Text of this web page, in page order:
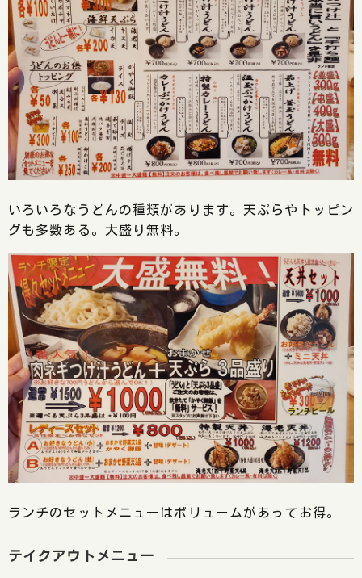
いろいろなうどんの種類があります。天ぷらやトッピン
グも多数ある。大盛り無料。
ランチのセットメニューはボリュームがあってお得。
テイクアウトメニュー